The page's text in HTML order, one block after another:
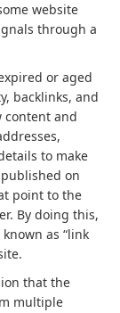
website
through a
or aged
backlinks, and
content and
to make
on
point to the
By doing this,
as “link
that the
multiple